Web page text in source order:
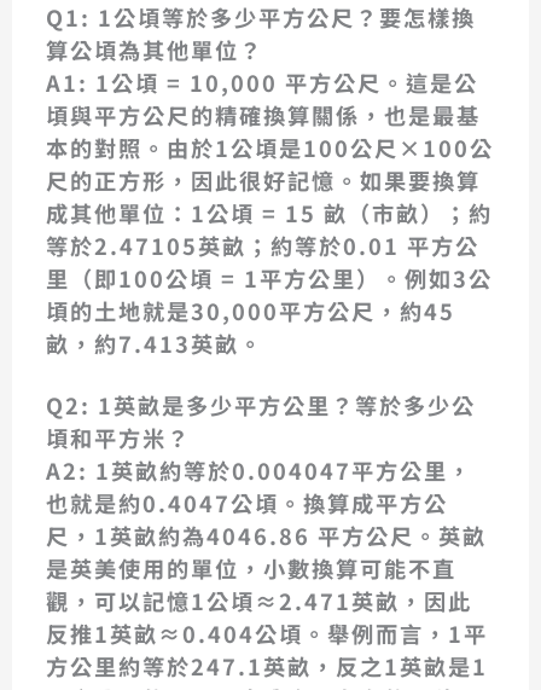
Q1: 1公頃等於多少平方公尺？要怎樣換
算公頃為其他單位？
A1: 1公頃 = 10,000 平方公尺 。這是公
頃與平方公尺的精確換算關係，也是最基
本的對照。由於1公頃是100公尺×100公
尺的正方形，因此很好記憶。如果要換算
成其他單位： 1公頃 = 15 畝 （市畝）；約
等於2.47105英畝 ；約等於0.01 平方公
里 （即100公頃 = 1平方公里）。例如3公
頃的土地就是30,000平方公尺，約45
畝，約7.413英畝。
Q2: 1英畝是多少平方公里？等於多少公
頃和平方米？
A2: 1英畝約等於0.004047平方公里 ，
也就是約0.4047公頃。換算成平方公
尺， 1英畝約為4046.86 平方公尺 。英畝
是英美使用的單位，小數換算可能不直
觀，可以記憶1公頃≈2.471英畝 ，因此
反推1英畝≈0.404公頃 。舉例而言，1平
方公里約等於247.1英畝，反之1英畝是1